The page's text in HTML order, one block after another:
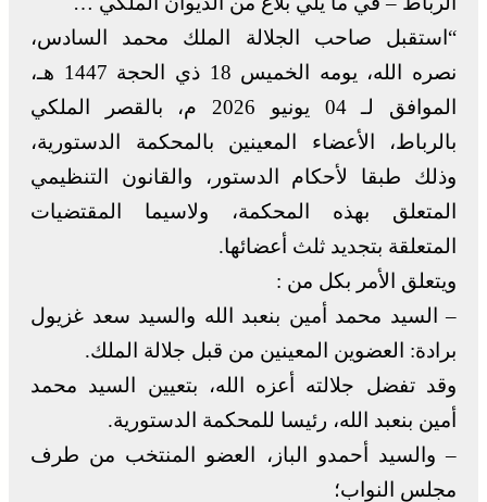
“استقبل صاحب الجلالة الملك محمد السادس،
نصره الله، يومه الخميس 18 ذي الحجة 1447 هـ،
الموافق لـ 04 يونيو 2026 م، بالقصر الملكي
بالرباط، الأعضاء المعينين بالمحكمة الدستورية،
وذلك طبقا لأحكام الدستور، والقانون التنظيمي
المتعلق بهذه المحكمة، ولاسيما المقتضيات
المتعلقة بتجديد ثلث أعضائها.
ويتعلق الأمر بكل من :
– السيد محمد أمين بنعبد الله والسيد سعد غزيول
برادة: العضوين المعينين من قبل جلالة الملك.
وقد تفضل جلالته أعزه الله، بتعيين السيد محمد
أمين بنعبد الله، رئيسا للمحكمة الدستورية.
– والسيد أحمدو الباز، العضو المنتخب من طرف
مجلس النواب؛